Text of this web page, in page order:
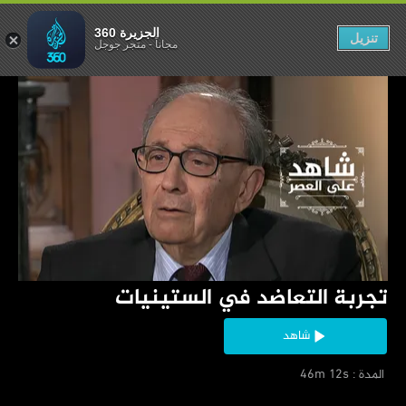
‏تجربة التعاضد في الستينيات
شاهد
‏ المدة : 46m 12s
في الستينيات
الجزيرة 360
مجاناً-متجر جوجل تنزيل